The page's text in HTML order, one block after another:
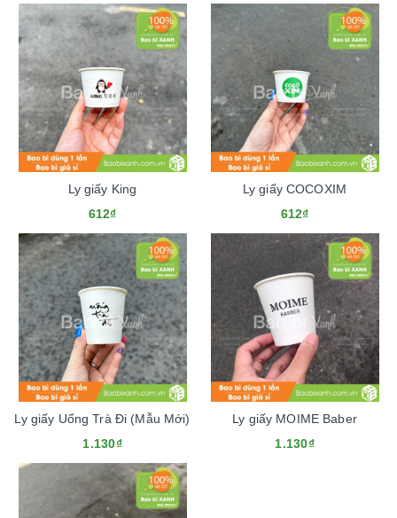
Ly giấy King
612₫
Ly giấy COCOXIM
612₫
Ly giấy Uống Trà Đi (Mẫu Mới)
1.130₫
Ly giấy MOIME Baber
1.130₫